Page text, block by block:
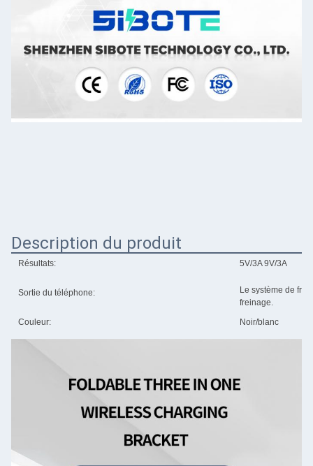
Description du produit
Résultats: 5V/3A 9V/3A
Sortie du téléphone:
Le système de
freinage.
Couleur:
Noir/blanc